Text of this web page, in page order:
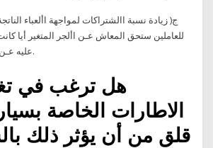
ج( زيادة نسبة االشتراكات لمواجهة األعباء
للعاملين ستحق المعاش عـن األجر المتغير أيا
عليه عـن هـذا األجـر وذلك متى.
هل ترغب في
الاطارات الخاصة
قلق من أن يؤثر ذلك